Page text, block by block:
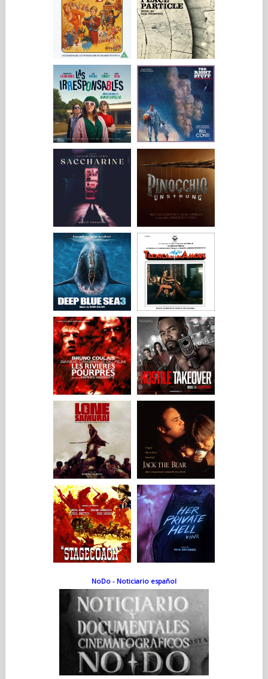
LA CANCIÓN DE LOS NOMBRES OLVIDADOS es el primer
largometraje que ha obtenido autorización para rodar en el
jardín conmemorativo de Treblinka. Al menos 800.000
personas fueron asesinadas en ese campo a lo largo de un
periodo de nueve meses. "He pasado mi vida adulta evitando
visitar los campos de exterminio", comenta Lantos, hijo de
supervivientes del Holocausto. "No creo que la mayoría de la
gente quiera visitar el infierno en la tierra. No quería y no lo
habría hecho nunca si no hubiera hecho esta película. Pero la
alternativa habría sido construirlo en algún lugar en medio del
campo y tampoco quería hacer eso. Pensé que era
fundamental rodar allí".
En el centro de Treblinka hay una roca grande de forma
irregular en la que se han grabado dos palabras en varios
idiomas: "Nunca más". Lantos apunta: "Para mí, estas dos
palabras encapsulan la razón más importante por la que hay
que hacer películas como esta". Todas las personas que
participaron en la película comparten este convencimiento.
"Un problema de la sociedad actual es la amnesia general",
afirma Girard. "El cincuenta por ciento de la gente de menos
de 30 años no sabe siquiera qué significa la palabra Holocausto,
y los que lo saben, puedes apostar a que no podrían explicar
mucho al respecto. Por eso, sin lugar a dudas, la misión de esta
película es mantener el recuerdo vivo, que aquellos
acontecimientos sigan teniendo importancia y eco." El
guionista, Caine, cuyos padres murieron en el Holocausto,
afirma: "Deploro los genocidios, donde quiera que se
produzcan y a quien quiera que le ocurran. Estoy con los
armenios, los tutsis, la gente a la que Pol Pot mató en
Camboya, y con cualquiera que sufra mañana una limpieza
genética o étnica. No me importan las palabras que se utilicen
para describirlo. Este tipo de procesos están siempre
presentes en la mente humana y esta película no lo va a
erradicar. Pero, cuanto más conscientes seamos de que hay
algo en el ser humano que nos hace actuar así, mejor.
Tenemos que saberlo para poder reconocer los peligros para
la raza humana".
Antes del rodaje, François Girard visitó el monumento
conmemorativo de Treblinka, junto con la actriz Magdalena
Cielecka y el diseñador de producción François Seguin. "Fue
una experiencia muy emotiva", comparte Girard. "Entramos
en el parque y estuvimos dos horas sin pronunciar palabra. No
teníamos nada que decir". La experiencia afectó
profundamente a Girard y motivó un importante cambio en la
"En el guion, los personajes iban hablando mientras
caminaban por el parque, pero después de aquello, no me
parecía adecuado. Volví y trabajé con Jeffrey Caine para que
Martin y Anna permanecieran en silencio".
La clave de la historia de la película es el título. "La canción de
los nombres olvidados" es un recital de los nombres de todas
las personas que perdieron la vida en Treblinka, con música. Es
mediante esta canción, entonada en una sinagoga en Londres
por un rebe ortodoxo (Daniel Mutlu) como Dovidl se entera
finalmente de qué le ocurrió a su familia en Treblinka. Es
cantan como si se tratara de una oración. "La música es un
lenguaje y probablemente sea el lenguaje más potente de
todos porque cruza fronteras sin necesidad de traducciones",
afirma Girard. "Habla al corazón sin intermediarios y cuenta
cosas que las palabras no pueden expresar, porque es un lugar
en el que nos encontramos y que ningún otro medio puede
proporcionarlo". Poco después de saber cuál había sido el fin
de su familia a través de
"La canción de los nombres olvidados", Dovidl, que había
renunciado una vez a su religión, se va al extremo contrario y
NoDo - Noticiario español